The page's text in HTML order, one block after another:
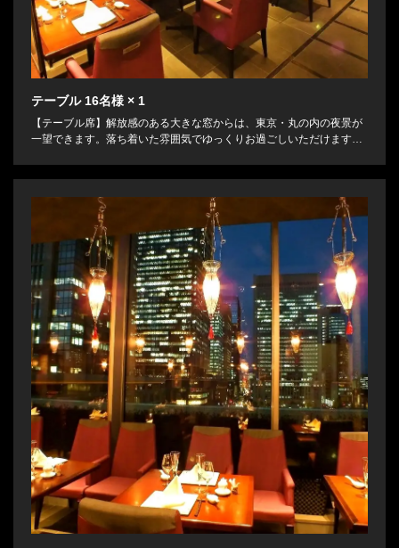
テーブル16名様 × 1
【テーブル席】解放感のある大きな窓からは、東京・丸の内の夜景が
一望できます。落ち着いた雰囲気でゆっくりお過ごしいただけます。